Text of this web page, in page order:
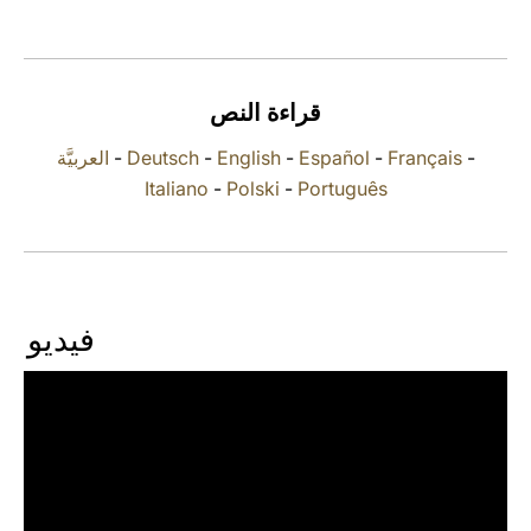
قراءة النص
العربيَّة - Deutsch- English- Español - Français-
Italiano - Polski - Português
فيديو